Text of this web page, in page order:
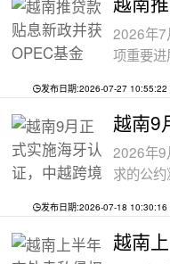
2026年7
项重要
发布日期:2026-07-27 10:55:22
2026年9
求的公
发布日期:2026-07-18 10:30:16